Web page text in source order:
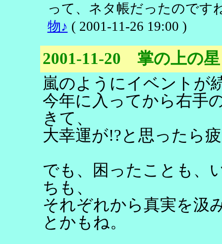
って、ネタ帳だったのです
物♪ ( 2001-11-26 19:00 )
2001-11-20 掌の上の星
嵐のようにイベントが
今年に入ってから右手
きて、
大幸運が!?と思ったら
でも、困ったことも、
ちも、
それぞれから真実を汲
とかもね。